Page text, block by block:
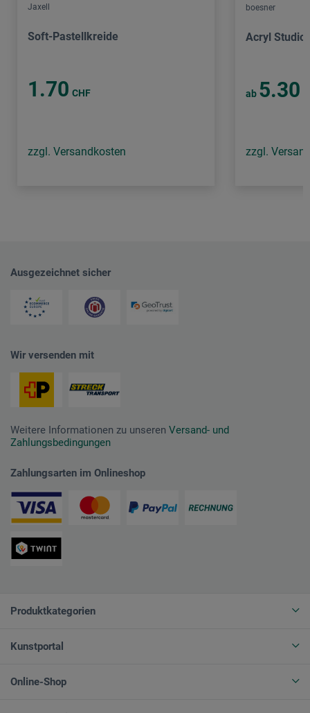
Jaxell
Soft-Pastellkreide
1.70 CHF
zzgl. Versandkosten
boesner
Acryl Studio
ab 5.30
zzgl.
Ausgezeichnet sicher
Wir versenden mit
Weitere Informationen zu unseren Versand- und
Zahlungsbedingungen
Zahlungsarten im Onlineshop
Produktkategorien
Kunstportal
Online-Shop